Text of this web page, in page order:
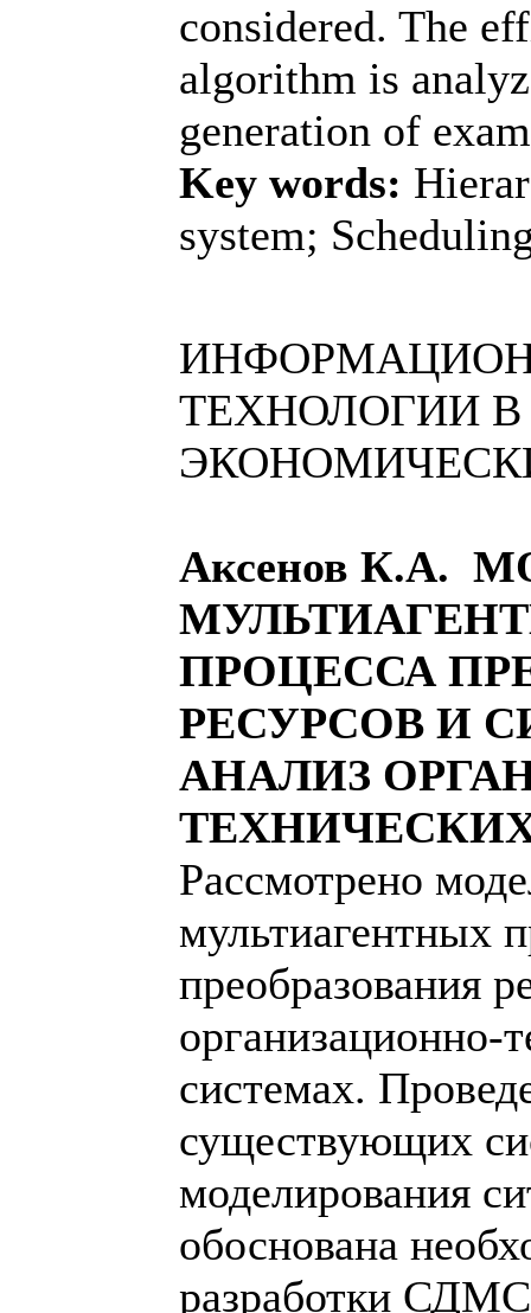
considered. The
algorithm is
generation of
Key words:
system;
ТЕХНОЛОГИИ
Аксенов К.А.
ПРОЦЕССА
РЕСУРСОВ И
АНАЛИЗ
Рассмотрено
мультиагентных
преобразования
организационно-
системах.
существующих
моделирования
обоснована
разработки